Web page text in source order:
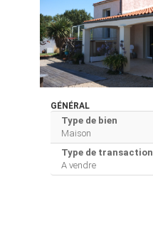
GÉNÉRAL
Type de bien
Maison
Type de transaction
A vendre